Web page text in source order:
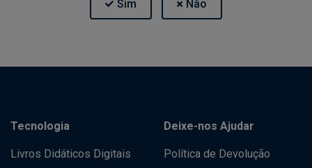
Tecnologia
Livros Didáticos Digitais
Deixe-nos Ajudar
Política de Devolução